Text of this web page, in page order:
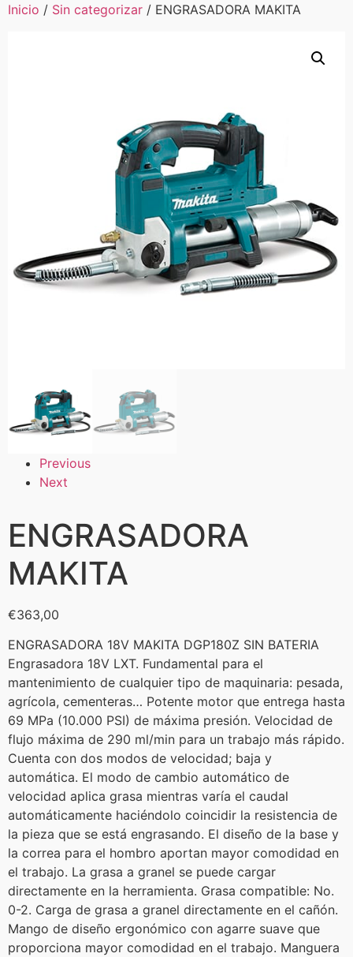
Inicio / Sin categorizar / ENGRASADORA MAKITA
Previous
Next
ENGRASADORA
MAKITA
€363,00
ENGRASADORA 18V MAKITA DGP180Z SIN BATERIA
Engrasadora 18V LXT. Fundamental para el
mantenimiento de cualquier tipo de maquinaria: pesada,
agrícola, cementeras… Potente motor que entrega hasta
69 MPa (10.000 PSI) de máxima presión. Velocidad de
flujo máxima de 290 ml/min para un trabajo más rápido.
Cuenta con dos modos de velocidad; baja y
automática. El modo de cambio automático de
velocidad aplica grasa mientras varía el caudal
automáticamente haciéndolo coincidir la resistencia de
la pieza que se está engrasando. El diseño de la base y
la correa para el hombro aportan mayor comodidad en
el trabajo. La grasa a granel se puede cargar
directamente en la herramienta. Grasa compatible: No.
0-2. Carga de grasa a granel directamente en el cañón.
Mango de diseño ergonómico con agarre suave que
proporciona mayor comodidad en el trabajo. Manguera